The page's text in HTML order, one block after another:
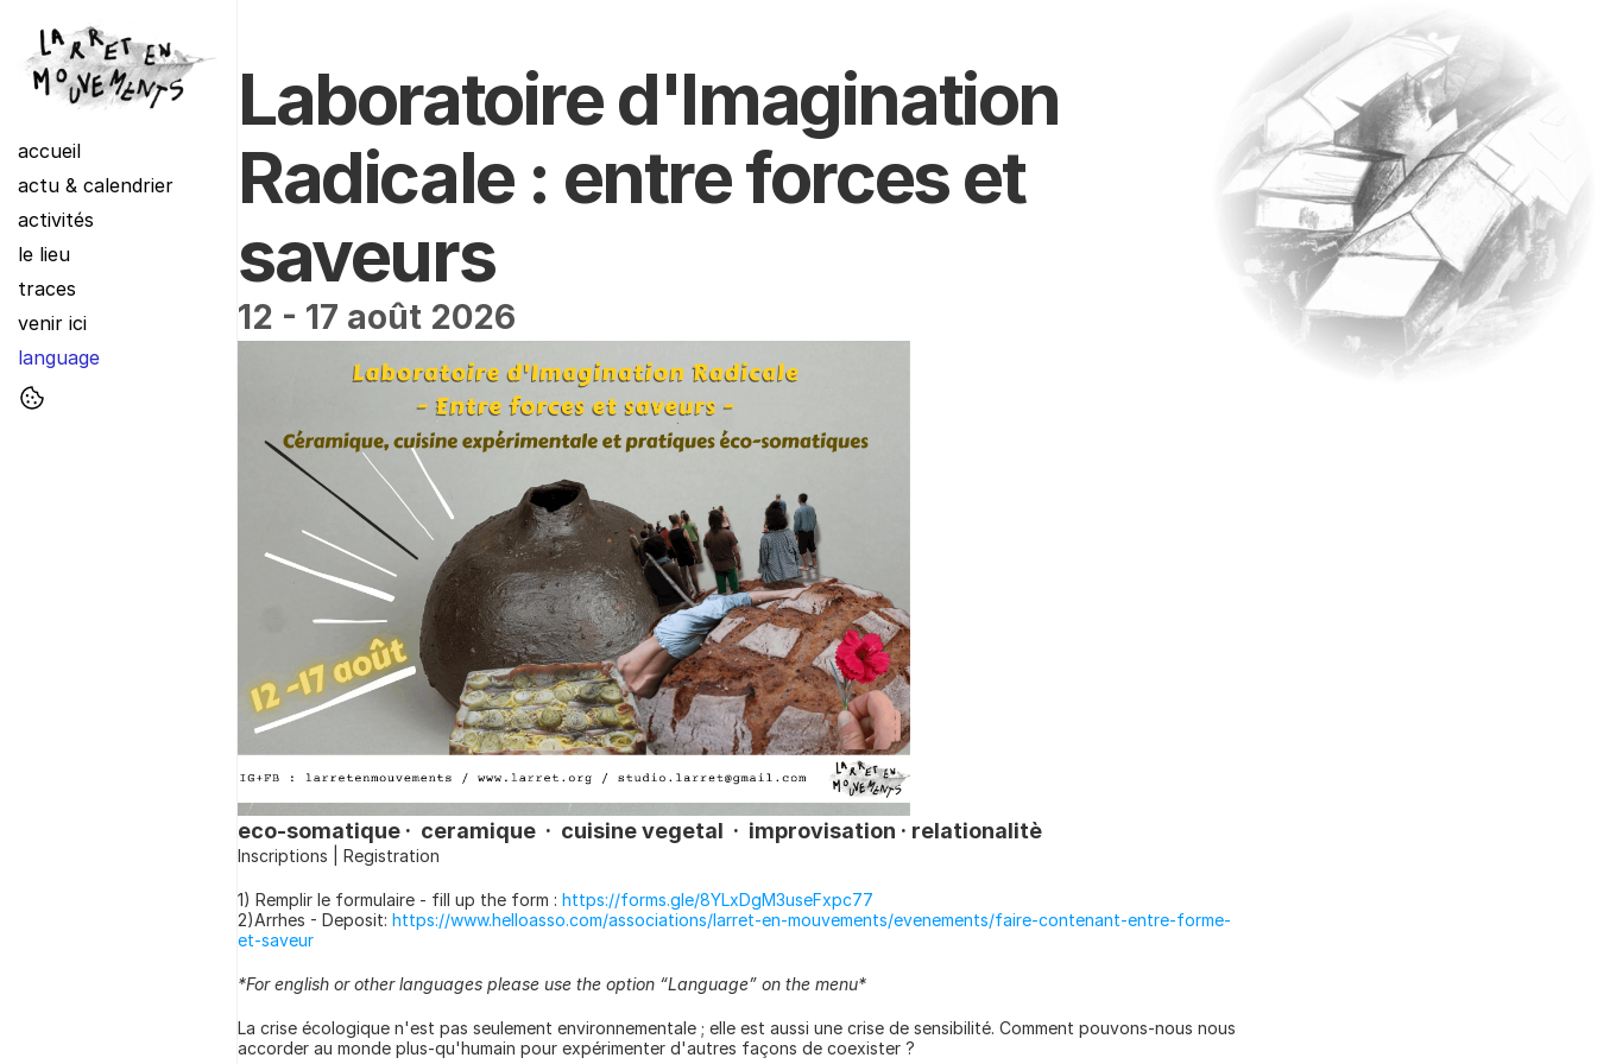
accueil
actu & calendrier
activités
le lieu
traces
venir ici
language
Laboratoire d'Imagination
Radicale : entre forces et
saveurs
12 - 17 août 2026
eco-somatique ·  ceramique  ·  cuisine vegetal  ·  improvisation · relationalitè
Inscriptions | Registration
1) Remplir le formulaire - fill up the form : https://forms.gle/8YLxDgM3useFxpc77
2)Arrhes - Deposit: https://www.helloasso.com/associations/larret-en-mouvements/evenements/faire-contenant-entre-forme-
et-saveur
*For english or other languages please use the option “Language” on the menu*
La crise écologique n'est pas seulement environnementale ; elle est aussi une crise de sensibilité. Comment pouvons-nous nous
accorder au monde plus-qu'humain pour expérimenter d'autres façons de coexister ?